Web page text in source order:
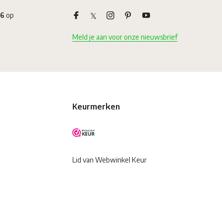
op
Meld je aan voor onze nieuwsbrief
Keurmerken
Lid van Webwinkel Keur